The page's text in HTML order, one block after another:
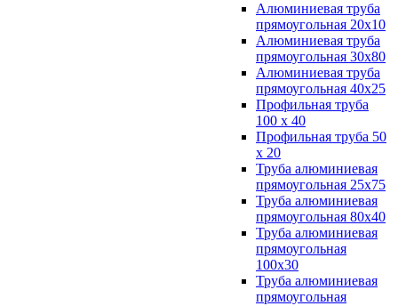
Алюминиевая труба
прямоугольная 20х10
Алюминиевая труба
прямоугольная 30х80
Алюминиевая труба
прямоугольная 40х25
Профильная труба
100 х 40
Профильная труба 50
х 20
Труба алюминиевая
прямоугольная 25х75
Труба алюминиевая
прямоугольная 80х40
Труба алюминиевая
прямоугольная
100x30
Труба алюминиевая
прямоугольная